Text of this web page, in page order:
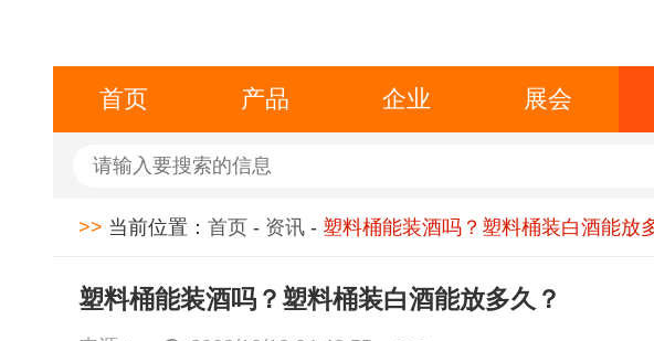
首页 产品 企业 展会
>> 当前位置： 首页 - 资讯- 塑料桶能装酒吗？塑料桶装白酒能放
塑料桶能装酒吗？塑料桶装白酒能放多久？